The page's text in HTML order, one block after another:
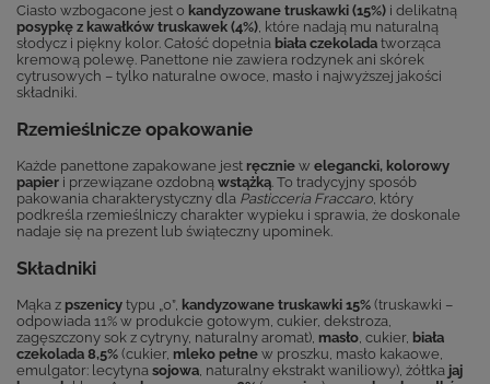
Ciasto wzbogacone jest o kandyzowane truskawki (15%) i delikatną
posypkę z kawałków truskawek (4%) , które nadają mu naturalną
słodycz i piękny kolor. Całość dopełnia biała czekolada tworząca
kremową polewę. Panettone nie zawiera rodzynek ani skórek
cytrusowych – tylko naturalne owoce, masło i najwyższej jakości
składniki.
Rzemieślnicze opakowanie
Każde panettone zapakowane jest ręcznie w elegancki, kolorowy
papier i przewiązane ozdobną wstążką . To tradycyjny sposób
pakowania charakterystyczny dla Pasticceria Fraccaro , który
podkreśla rzemieślniczy charakter wypieku i sprawia, że doskonale
nadaje się na prezent lub świąteczny upominek.
Składniki
Mąka z pszenicy typu „0”, kandyzowane truskawki 15% (truskawki –
odpowiada 11% w produkcie gotowym, cukier, dekstroza,
zagęszczony sok z cytryny, naturalny aromat), masło , cukier, biała
czekolada 8,5% (cukier, mleko pełne w proszku, masło kakaowe,
emulgator: lecytyna sojowa , naturalny ekstrakt waniliowy), żółtka jaj